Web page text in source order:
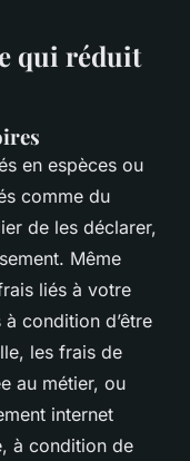
qui réduit
en espèces ou
comme du
de les déclarer,
Même
liés à votre
condition d’être
les frais de
au métier, ou
internet
à condition de